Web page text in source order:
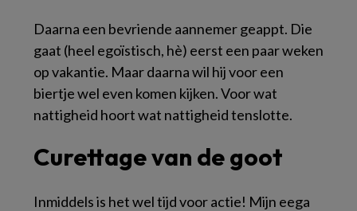
Daarna een bevriende aannemer geappt. Die
gaat (heel egoïstisch, hè) eerst een paar weken
op vakantie. Maar daarna wil hij voor een
biertje wel even komen kijken. Voor wat
nattigheid hoort wat nattigheid tenslotte.
Curettage van de goot
Inmiddels is het wel tijd voor actie! Mijn eega